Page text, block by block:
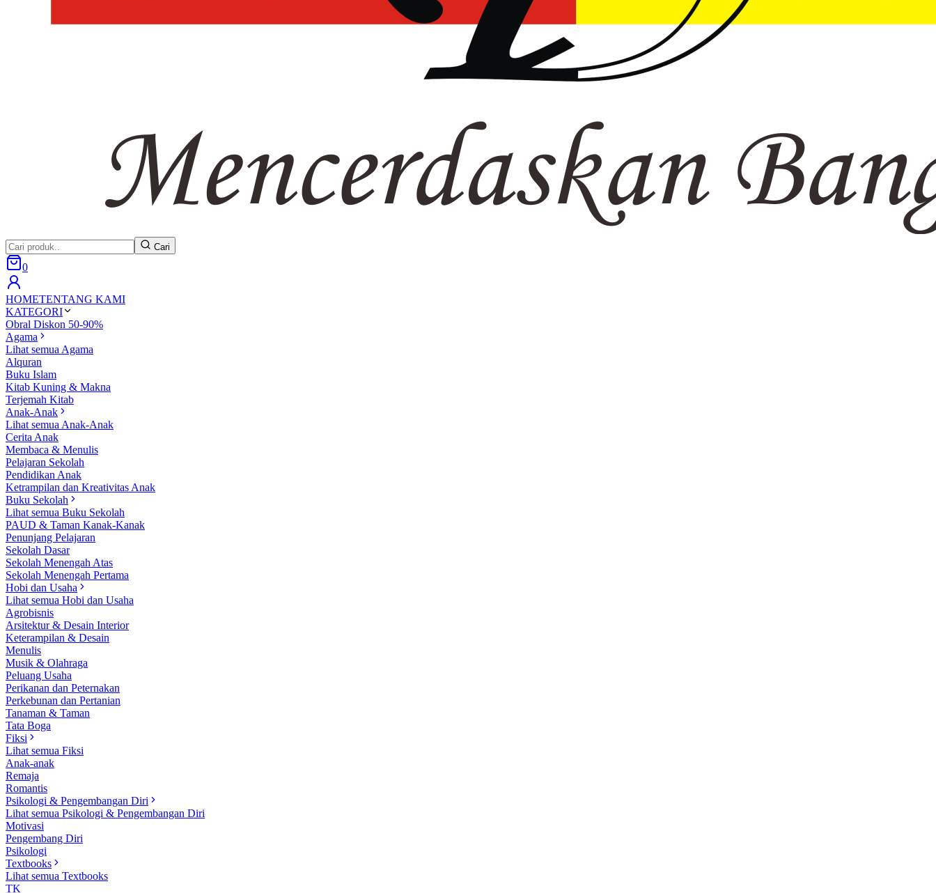
Cari
0
HOMETENTANG KAMI
KATEGORI
Obral Diskon 50-90%
Agama
Lihat semua Agama
Alquran
Buku Islam
Kitab Kuning & Makna
Terjemah Kitab
Anak-Anak
Lihat semua Anak-Anak
Cerita Anak
Membaca & Menulis
Pelajaran Sekolah
Pendidikan Anak
Ketrampilan dan Kreativitas Anak
Buku Sekolah
Lihat semua Buku Sekolah
PAUD & Taman Kanak-Kanak
Penunjang Pelajaran
Sekolah Dasar
Sekolah Menengah Atas
Sekolah Menengah Pertama
Hobi dan Usaha
Lihat semua Hobi dan Usaha
Agrobisnis
Arsitektur & Desain Interior
Keterampilan & Desain
Menulis
Musik & Olahraga
Peluang Usaha
Perikanan dan Peternakan
Perkebunan dan Pertanian
Tanaman & Taman
Tata Boga
Fiksi
Lihat semua Fiksi
Anak-anak
Remaja
Romantis
Psikologi & Pengembangan Diri
Lihat semua Psikologi & Pengembangan Diri
Motivasi
Pengembang Diri
Psikologi
Textbooks
Lihat semua Textbooks
TK